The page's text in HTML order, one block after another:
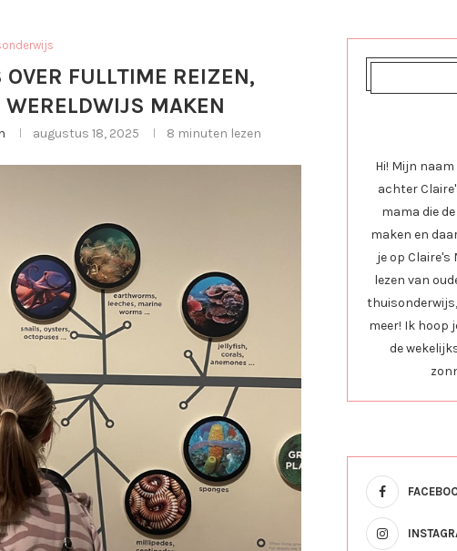
FULLTIME REIZEN,
MAKEN
augustus 18, 2025 8 minuten lezen
Hi! Mijn
achter
mama die
maken en
je op
lezen van
meer! Ik hoop
de